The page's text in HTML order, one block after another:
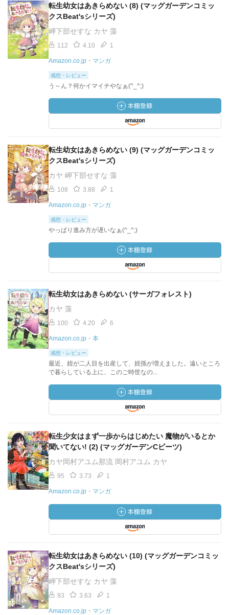
転生幼女はあきらめない (8) (マッグガーデンコミッ
クスBeat'sシリーズ)
岬下部せすな カヤ 藻
112 4.10 1
Amazon.co.jp・マンガ
感想・レビュー
う～ん？何かイマイチやなぁ(^_^;)
転生幼女はあきらめない (9) (マッグガーデンコミッ
クスBeat'sシリーズ)
カヤ 岬下部せすな 藻
108 3.88 1
Amazon.co.jp・マンガ
感想・レビュー
やっぱり進み方が遅いなぁ(^_^;)
転生幼女はあきらめない (サーガフォレスト)
カヤ 藻
100 4.20 6
Amazon.co.jp・本
感想・レビュー
最近、姪が二人目を出産して、姪孫が増えました。遠いところ
で暮らしている上に、このご時世なの...
転生少女はまず一歩からはじめたい 魔物がいるとか
聞いてない! (2) (マッグガーデンCビーツ)
カヤ岡村アユム那流 岡村アユム カヤ
95 3.73 1
Amazon.co.jp・マンガ
転生幼女はあきらめない (10) (マッグガーデンコミッ
クスBeat'sシリーズ)
岬下部せすな カヤ 藻
93 3.63 1
Amazon.co.jp・マンガ